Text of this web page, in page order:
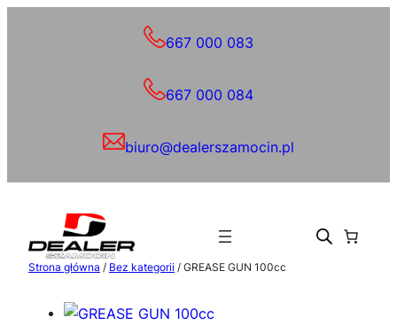
667 000 083
667 000 084
biuro@dealerszamocin.pl
Strona główna / Bez kategorii / GREASE GUN 100cc